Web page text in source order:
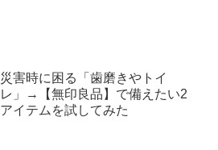
災害時に困る「歯磨きやトイ
レ」→【無印良品】で備えたい2
アイテムを試してみた